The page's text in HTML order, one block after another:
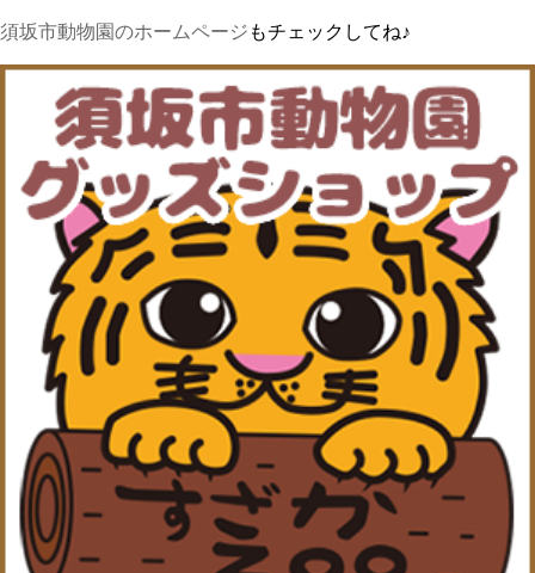
須坂市動物園のホームページ もチェックしてね♪